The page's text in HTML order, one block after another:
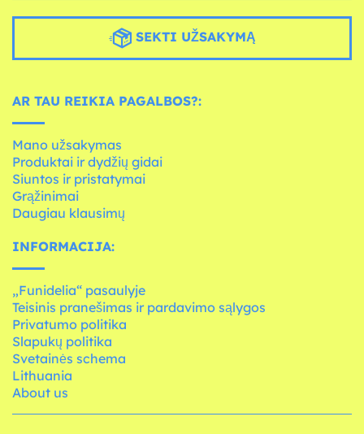
SEKTI UŽSAKYMĄ
AR TAU REIKIA PAGALBOS?:
Mano užsakymas
Produktai ir dydžių gidai
Siuntos ir pristatymai
Grąžinimai
Daugiau klausimų
INFORMACIJA:
„Funidelia“ pasaulyje
Teisinis pranešimas ir pardavimo sąlygos
Privatumo politika
Slapukų politika
Svetainės schema
Lithuania
About us